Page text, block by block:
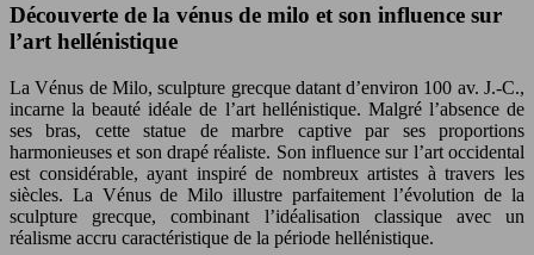
Découverte de la vénus de milo et son influence sur
l’art hellénistique
La Vénus de Milo, sculpture grecque datant d’environ 100 av. J.-C.,
incarne la beauté idéale de l’art hellénistique. Malgré l’absence de
ses bras, cette statue de marbre captive par ses proportions
harmonieuses et son drapé réaliste. Son influence sur l’art occidental
est considérable, ayant inspiré de nombreux artistes à travers les
siècles. La Vénus de Milo illustre parfaitement l’évolution de la
sculpture grecque, combinant l’idéalisation classique avec un
réalisme accru caractéristique de la période hellénistique.